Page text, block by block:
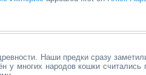
Наши предки сразу
у многих народов кошки